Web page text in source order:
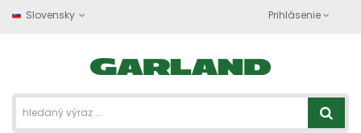
Slovensky Prihlásenie